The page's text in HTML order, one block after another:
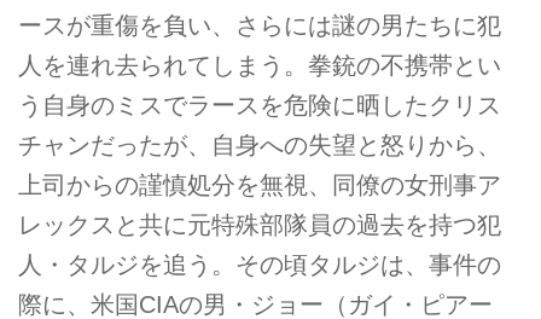
ースが重傷を負い、さらには謎の男たちに犯
人を連れ去られてしまう。拳銃の不携帯とい
う自身のミスでラースを危険に晒したクリス
チャンだったが、自身への失望と怒りから、
上司からの謹慎処分を無視、同僚の女刑事ア
レックスと共に元特殊部隊員の過去を持つ犯
人・タルジを追う。その頃タルジは、事件の
際に、米国CIAの男・ジョー（ガイ・ピアー